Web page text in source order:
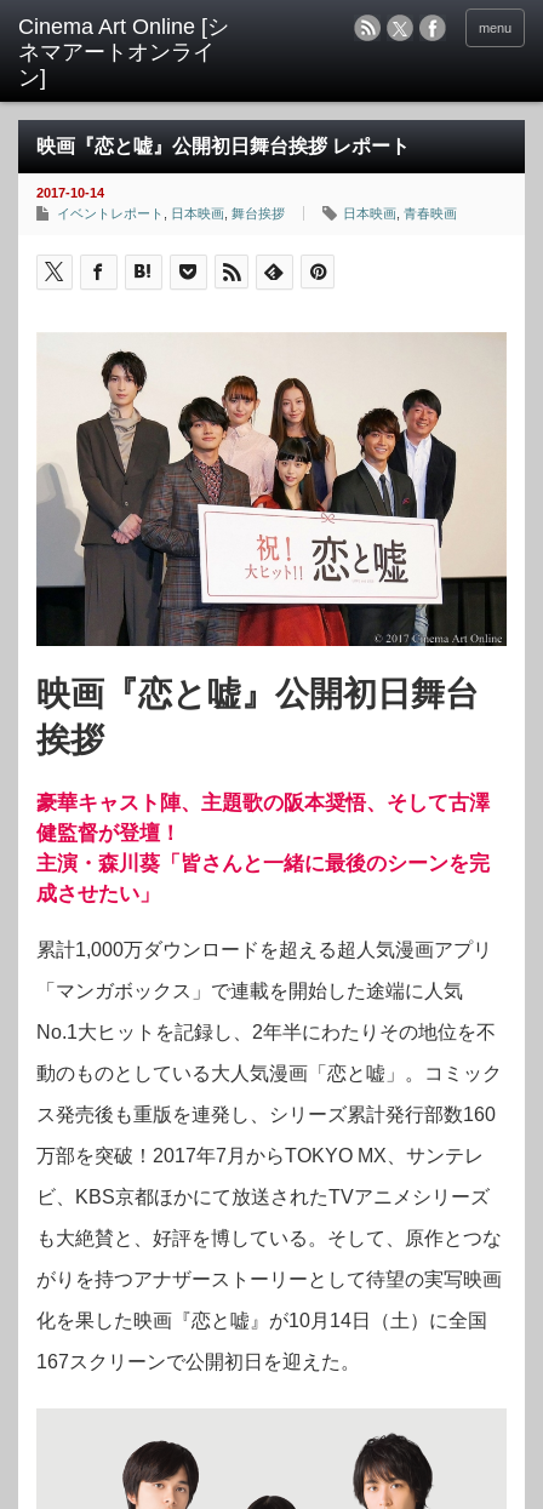
menu
映画『恋と嘘』公開初日舞台挨拶 レポート
2017-10-14
イベントレポート
日本映画 舞台挨拶 日本映画 青春映画
映画『恋と嘘』公開初日舞台
挨拶
豪華キャスト陣、主題歌の阪本奨悟、そして古澤
健監督が登壇！
主演・森川葵「皆さんと一緒に最後のシーンを完
成させたい」
累計1,000万ダウンロードを超える超人気漫画アプリ
「マンガボックス」で連載を開始した途端に人気
No.1大ヒットを記録し、2年半にわたりその地位を不
動のものとしている大人気漫画「恋と嘘」。コミック
ス発売後も重版を連発し、シリーズ累計発行部数160
万部を突破！2017年7月からTOKYO MX、サンテレ
ビ、KBS京都ほかにて放送されたTVアニメシリーズ
も大絶賛と、好評を博している。そして、原作とつな
がりを持つアナザーストーリーとして待望の実写映画
化を果した映画『恋と嘘』が10月14日（土）に全国
167スクリーンで公開初日を迎えた 。